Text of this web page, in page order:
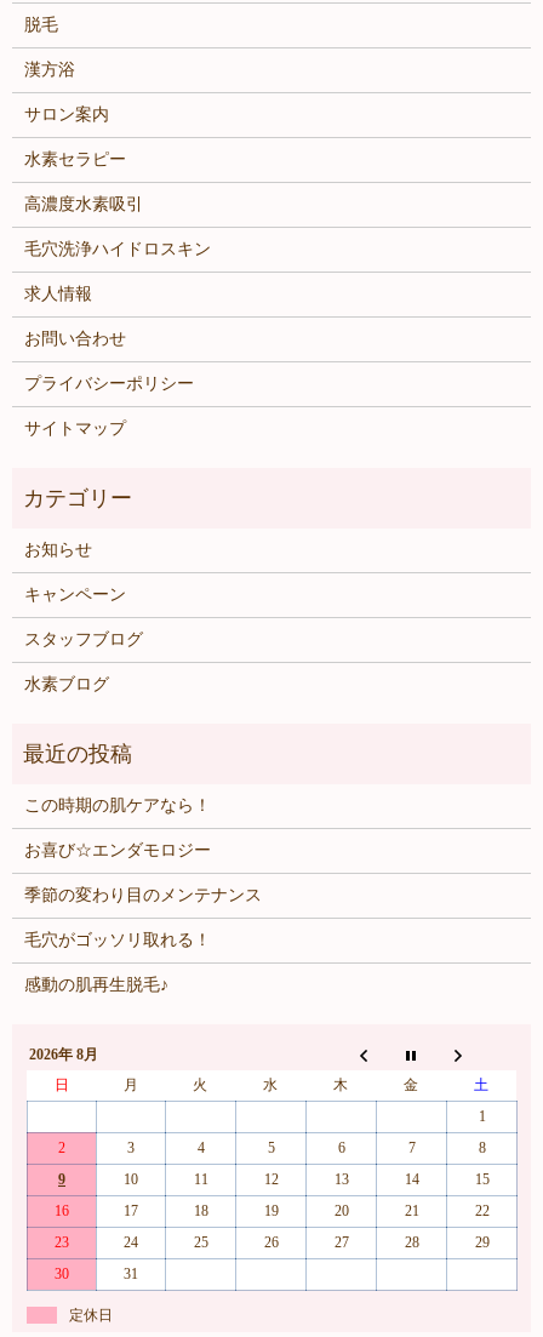
脱毛
漢方浴
サロン案内
水素セラピー
高濃度水素吸引
毛穴洗浄ハイドロスキン
求人情報
お問い合わせ
プライバシーポリシー
サイトマップ
お知らせ
キャンペーン
スタッフブログ
水素ブログ
この時期の肌ケアなら！
お喜び☆エンダモロジー
季節の変わり目のメンテナンス
毛穴がゴッソリ取れる！
感動の肌再生脱毛♪
2026年 8月
日
月 火 水 木 金
土
1
2
3 4 5 6 7
8
9
10 11 12 13 14
15
16
17 18 19 20 21
22
23
24 25 26 27 28
29
30
31
定休日